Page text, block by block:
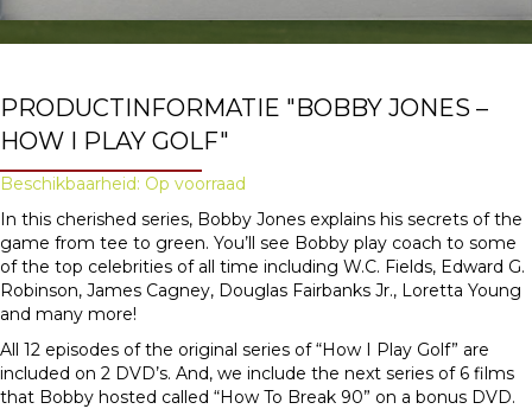
PRODUCTINFORMATIE "BOBBY JONES –
HOW I PLAY GOLF"
Beschikbaarheid: Op voorraad
In this cherished series, Bobby Jones explains his secrets of the
game from tee to green. You’ll see Bobby play coach to some
of the top celebrities of all time including W.C. Fields, Edward G.
Robinson, James Cagney, Douglas Fairbanks Jr., Loretta Young
and many more!
All 12 episodes of the original series of “How I Play Golf” are
included on 2 DVD’s. And, we include the next series of 6 films
that Bobby hosted called “How To Break 90” on a bonus DVD.